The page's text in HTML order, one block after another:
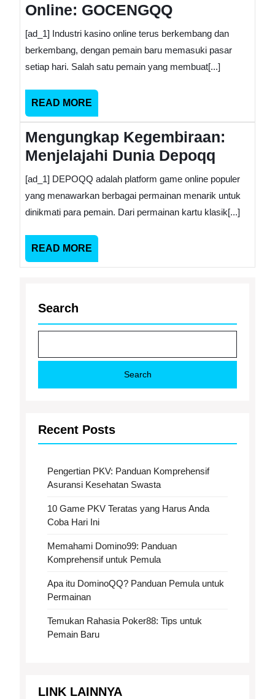
Online: GOCENGQQ
[ad_1] Industri kasino online terus berkembang dan
berkembang, dengan pemain baru memasuki pasar
setiap hari. Salah satu pemain yang membuat[...]
READ MORE
MORE
Mengungkap Kegembiraan:
Menjelajahi Dunia Depoqq
[ad_1] DEPOQQ adalah platform game online populer
yang menawarkan berbagai permainan menarik untuk
dinikmati para pemain. Dari permainan kartu klasik[...]
READ MORE
MORE
Search
Search
Recent Posts
Pengertian PKV: Panduan Komprehensif
Asuransi Kesehatan Swasta
10 Game PKV Teratas yang Harus Anda
Coba Hari Ini
Memahami Domino99: Panduan
Komprehensif untuk Pemula
Apa itu DominoQQ? Panduan Pemula untuk
Permainan
Temukan Rahasia Poker88: Tips untuk
Pemain Baru
LINK LAINNYA